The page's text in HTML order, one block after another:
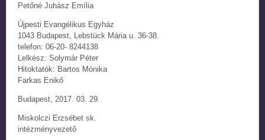
Petőné Juhász Emília
Újpesti Evangélikus Egyház
1043 Budapest, Lebstück Mária u. 36-38.
telefon: 06-20- 8244138
Lelkész: Solymár Péter
Hitoktatók: Bartos Mónika
Farkas Enikő
Budapest, 2017. 03. 29.
Miskolczi Erzsébet sk.
intézményvezető